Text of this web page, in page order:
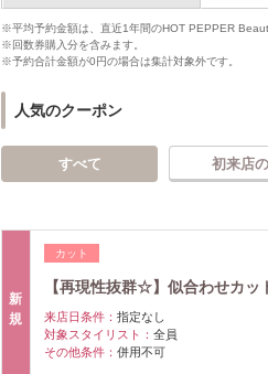
※平均予約金額は、直近1年間のHOT PEPPER
※回数券購入分を含みます。
※予約合計金額が0円の場合は集計対象外です。
人気のクーポン
すべて 初来店
新
規
カット
【再現性抜群☆】似合わせカッ
来店日条件： 指定なし
対象スタイリスト： 全員
その他条件： 併用不可